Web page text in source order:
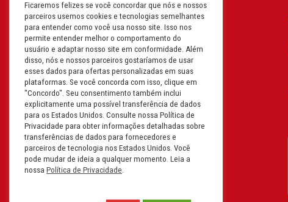
Mapa do Site
Políticas da Empresa
Perguntas Frequentes
Código de Conduta
Política de Privacidade na
Íntegra
Carreiras
Compliance
Fale Conosco
Ficaremos felizes se você concordar que nós e nossos
parceiros usemos cookies e tecnologias semelhantes
para entender como você usa nosso site. Isso nos
permite entender melhor o comportamento do
usuário e adaptar nosso site em conformidade. Além
disso, nós e nossos parceiros gostaríamos de usar
esses dados para ofertas personalizadas em suas
plataformas. Se você concorda com isso, clique em
"Concordo". Seu consentimento também inclui
explicitamente uma possível transferência de dados
para os Estados Unidos. Consulte nossa Política de
Privacidade para obter informações detalhadas sobre
transferências de dados para fornecedores e
parceiros de tecnologia nos Estados Unidos. Você
pode mudar de ideia a qualquer momento. Leia a
nossa Política de Privacidade.